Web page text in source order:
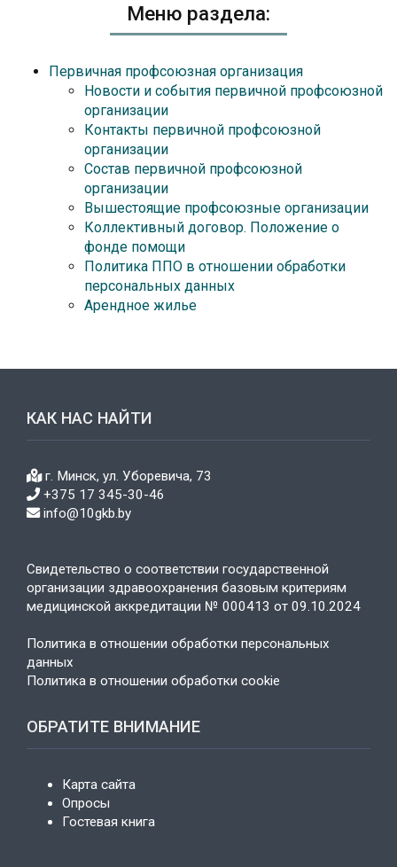
Меню раздела:
Первичная профсоюзная организация
Новости и события первичной профсоюзной
организации
Контакты первичной профсоюзной
организации
Состав первичной профсоюзной
организации
Вышестоящие профсоюзные организации
Коллективный договор. Положение о
фонде помощи
Политика ППО в отношении обработки
персональных данных
Арендное жилье
КАК НАС НАЙТИ
г. Минск, ул. Уборевича, 73
+375 17 345-30-46
info@10gkb.by
Свидетельство о соответствии государственной
организации здравоохранения базовым критериям
медицинской аккредитации № 000413 от 09.10.2024
Политика в отношении обработки персональных
данных
Политика в отношении обработки cookie
ОБРАТИТЕ ВНИМАНИЕ
Карта сайта
Опросы
Гостевая книга